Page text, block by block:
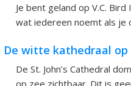
Je bent geland op V.C.
wat iedereen noemt als je
De witte kathedraal op
De St. John’s Cathedral
op zee zichtbaar. Dit is